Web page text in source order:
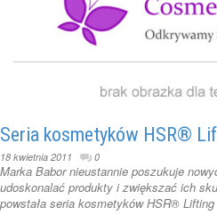
Seria kosmetyków HSR®
18 kwietnia 2011 0
Marka Babor nieustannie poszukuje
udoskonalać produkty i zwiększać ich
powstała seria kosmetyków HSR®